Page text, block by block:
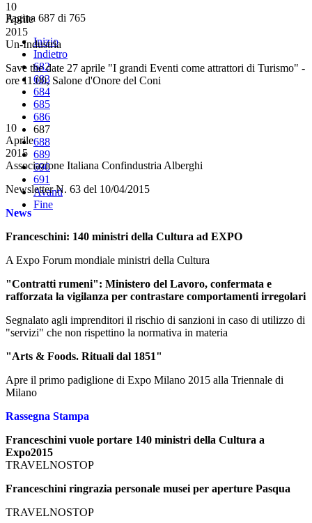
10
Aprile
2015
Un-Industria
Save the date 27 aprile "I grandi Eventi come attrattori di Turismo" -
ore 11.00, Salone d'Onore del Coni
10
Aprile
2015
Associazione Italiana Confindustria Alberghi
Newsletter N. 63 del 10/04/2015
News
Franceschini: 140 ministri della Cultura ad EXPO
A Expo Forum mondiale ministri della Cultura
"Contratti rumeni": Ministero del Lavoro, confermata e
rafforzata la vigilanza per contrastare comportamenti irregolari
Segnalato agli imprenditori il rischio di sanzioni in caso di utilizzo di
"servizi" che non rispettino la normativa in materia
"Arts & Foods. Rituali dal 1851"
Apre il primo padiglione di Expo Milano 2015 alla Triennale di
Milano
Rassegna Stampa
Franceschini vuole portare 140 ministri della Cultura a
Expo2015
TRAVELNOSTOP
Franceschini ringrazia personale musei per aperture Pasqua
TRAVELNOSTOP
Pagina 687 di 765
Inizio
Indietro
682
683
684
685
686
687
688
689
690
691
Avanti
Fine